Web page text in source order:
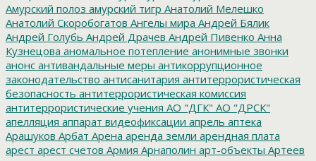
Амурский полоз амурский тигр Анатолий Мелешко
Анатолий Скоробогатов Ангелы мира Андрей Бялик
Андрей Голубь Андрей Драчев Андрей Пивенко Анна
Кузнецова аномальное потепление анонимные звонки
анонс антивандальные меры антикоррупционное
законодательство антисанитария антитеррористическая
безопасность антитеррористическая комиссия
антитеррористические учения АО "ДГК" АО "ДРСК"
апелляция аппарат видеофиксации апрель аптека
Арашуков Арбат Арена аренда земли арендная плата
арест арест счетов Армия Арнаполин арт-объекты Артеев